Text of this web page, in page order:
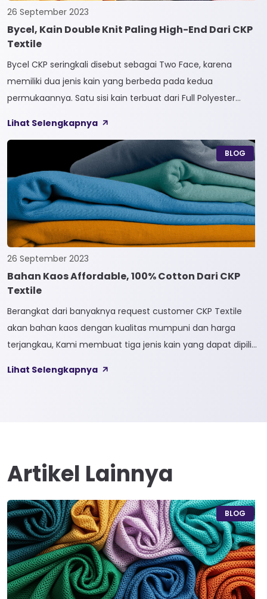
26 September 2023
Bycel, Kain Double Knit Paling High-End Dari CKP
Textile
Bycel CKP seringkali disebut sebagai Two Face, karena
memiliki dua jenis kain yang berbeda pada kedua
permukaannya. Satu sisi kain terbuat dari Full Polyester
Bycel merupakan kain High-End karena bersifat Fungsional,
dapat digunakan sesuai kebutuhan customer. Selain itu,
kain Bycel juga diberi teknologi teranyar yakni pemberian
dua jenis […]
Lihat Selengkapnya
BLOG
26 September 2023
Bahan Kaos Affordable, 100% Cotton Dari CKP
Textile
Berangkat dari banyaknya request customer CKP Textile
akan bahan kaos dengan kualitas mumpuni dan harga
terjangkau, Kami membuat tiga jenis kain yang dapat dipilih
kain yang bahan dasarnya 100% cotton. Softcel juga sering
Lihat Selengkapnya
Artikel Lainnya
BLOG